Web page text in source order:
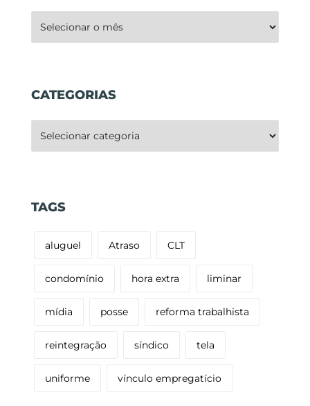
CATEGORIAS
TAGS
aluguel Atraso CLT
condomínio hora extra liminar
mídia posse reforma trabalhista
reintegração síndico tela
uniforme vínculo empregatício